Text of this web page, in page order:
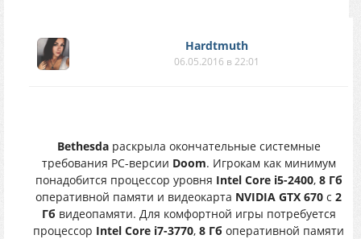
Hardtmuth
06.05.2016 в 22:01
Bethesda раскрыла окончательные системные
требования PC-версии Doom. Игрокам как минимум
понадобится процессор уровня Intel Core i5-2400, 8 Гб
оперативной памяти и видеокарта NVIDIA GTX 670 c 2
Гб видеопамяти. Для комфортной игры потребуется
процессор Intel Core i7-3770, 8 Гб оперативной памяти